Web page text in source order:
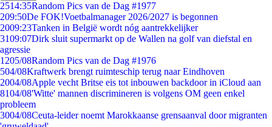
2514:35Random Pics van de Dag #1977
209:50De FOK!Voetbalmanager 2026/2027 is begonnen
2009:23Tanken in België wordt nóg aantrekkelijker
3109:07Dirk sluit supermarkt op de Wallen na golf van diefstal en
agressie
1205/08Random Pics van de Dag #1976
504/08Kraftwerk brengt ruimteschip terug naar Eindhoven
2004/08Apple vecht Britse eis tot inbouwen backdoor in iCloud aan
8104/08'Witte' mannen discrimineren is volgens OM geen enkel
probleem
3004/08Ceuta-leider noemt Marokkaanse grensaanval door migranten